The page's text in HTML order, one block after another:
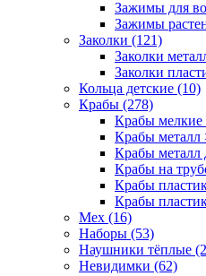
Зажимы для
Зажимы
Заколки (121)
Заколки
Заколки
Кольца детские (10)
Крабы (278)
Крабы мелкие
Крабы металл
Крабы металл
Крабы на
Крабы
Крабы
Мех (16)
Наборы (53)
Наушники тёплые
Невидимки (62)